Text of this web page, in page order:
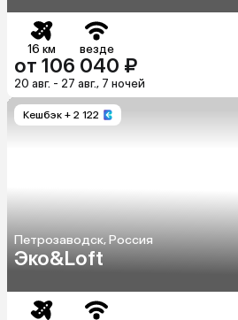
16 км везде
от 106 040 ₽
20 авг. - 27 авг., 7 ночей
Кешбэк + 2 122
Петрозаводск, Россия
Эко&Loft